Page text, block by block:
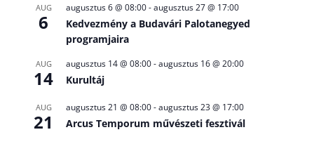
AUG
6
augusztus 6 @ 08:00-augusztus 27 @ 17:00
Kedvezmény a Budavári Palotanegyed
programjaira
AUG
14
augusztus 14 @ 08:00-augusztus 16 @ 20:00
Kurultáj
AUG
21
augusztus 21 @ 08:00-augusztus 23 @ 17:00
Arcus Temporum művészeti fesztivál